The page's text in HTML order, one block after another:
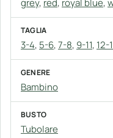
grey, red, royal blue,
TAGLIA
3-4, 5-6,7-8, 9-11, 12-
GENERE
Bambino
BUSTO
Tubolare